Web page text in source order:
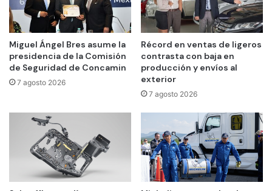
Miguel Ángel Bres asume la
presidencia de la Comisión
de Seguridad de Concamin
7 agosto 2026
Récord en ventas de ligeros
contrasta con baja en
producción y envíos al
exterior
7 agosto 2026